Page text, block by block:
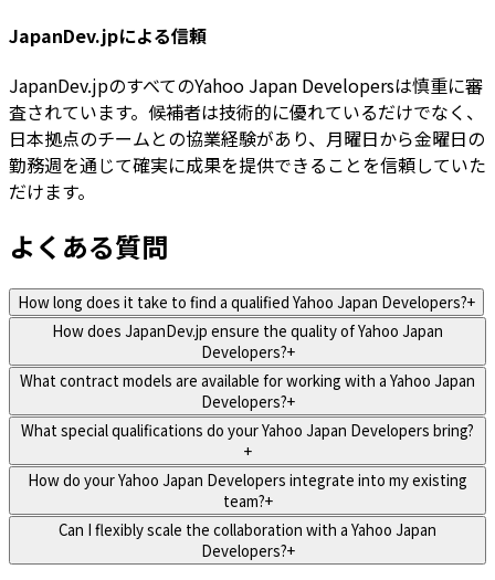
JapanDev.jpによる信頼
JapanDev.jpのすべてのYahoo Japan Developersは慎重に審
査されています。候補者は技術的に優れているだけでなく、
日本拠点のチームとの協業経験があり、月曜日から金曜日の
勤務週を通じて確実に成果を提供できることを信頼していた
だけます。
よくある質問
How long does it take to find a qualified Yahoo Japan Developers?+
How does JapanDev.jp ensure the quality of Yahoo Japan
Developers?+
What contract models are available for working with a Yahoo Japan
Developers?+
What special qualifications do your Yahoo Japan Developers bring?
+
How do your Yahoo Japan Developers integrate into my existing
team?+
Can I flexibly scale the collaboration with a Yahoo Japan
Developers?+